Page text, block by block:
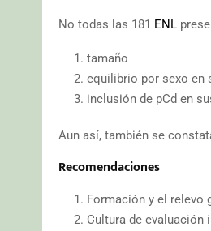
No todas las 181 ENL
tamaño
equilibrio por sexo en
inclusión de pCd en
Aun así, también se
Recomendaciones
Formación y el relevo
Cultura de evaluación